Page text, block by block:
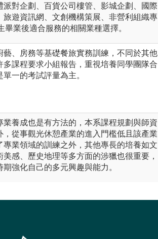
對企劃、百貨公司樓管、影城企劃、國際
旅遊資訊網、文創機構策展、非營利組織專
畢業後適合服務的相關業種選擇。
藝、房務等基礎餐旅實務訓練，不同於其他
課程要求小組報告，重視培養同學團隊合
一的考試評量為主。
業養成也是有方法的，本系課程規劃與師資
從事觀光休憩產業的進入門檻低且該產業
專業領域的訓練之外，其他專長的培養如文
感、歷史地理等多方面的涉獵也很重要，
強化自己的多元興趣與能力。